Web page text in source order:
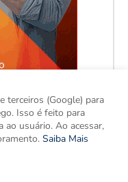
terceiros (Google) para
Isso é feito para
ao usuário. Ao acessar,
Saiba Mais